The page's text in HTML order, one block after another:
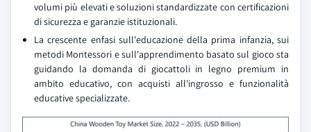
volumi più elevati e soluzioni standardizzate con certificazioni
di sicurezza e garanzie istituzionali.
La crescente enfasi sull'educazione della prima infanzia, sui
metodi Montessori e sull'apprendimento basato sul gioco sta
guidando la domanda di giocattoli in legno premium in
ambito educativo, con acquisti all'ingrosso e funzionalità
educative specializzate.